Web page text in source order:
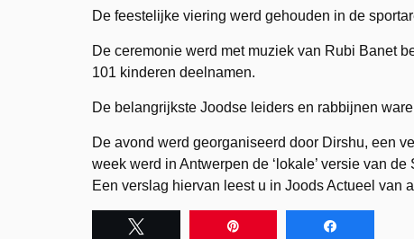
De feestelijke viering werd gehouden in de
De ceremonie werd met muziek van Rubi Banet
101 kinderen deelnamen.
De belangrijkste Joodse leiders en rabbijnen
De avond werd georganiseerd door Dirshu, een
week werd in Antwerpen de ‘lokale’ versie van
Een verslag hiervan leest u in Joods Actueel van